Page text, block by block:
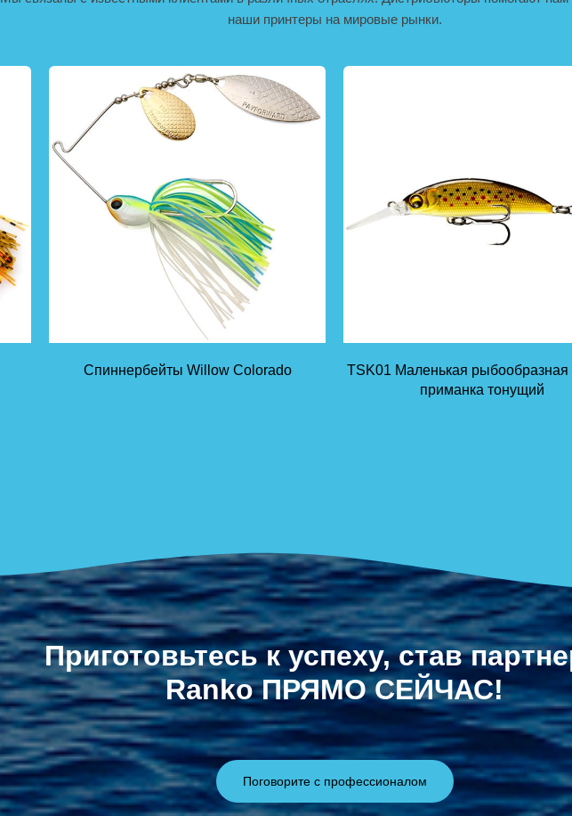
наши принтеры на мировые рынки.
Спиннербейты Willow Colorado
TSK01 Маленькая рыбообразная
приманка тонущий
Приготовьтесь к успеху, став
Ranko ПРЯМО СЕЙЧАС!
Поговорите с профессионалом